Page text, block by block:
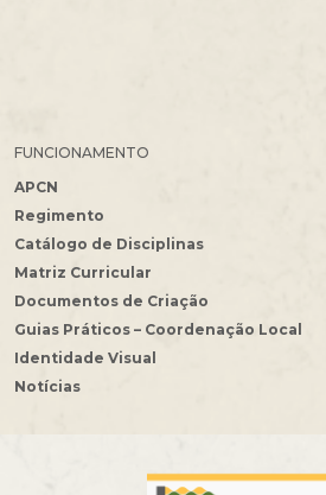
FUNCIONAMENTO
APCN
Regimento
Catálogo de Disciplinas
Matriz Curricular
Documentos de Criação
Guias Práticos – Coordenação Local
Identidade Visual
Notícias